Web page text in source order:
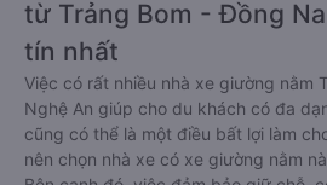
từ Trảng Bom - Đồng
tín nhất
Việc có rất nhiều nhà xe giường nằm
Nghệ An giúp cho du khách có đa
cũng có thể là một điều bất lợi làm
nên chọn nhà xe có xe giường nằm